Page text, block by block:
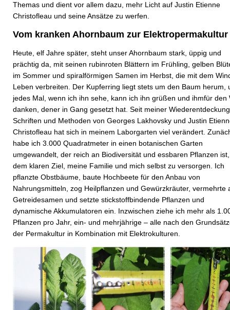
Themas und dient vor allem dazu, mehr Licht auf Justin Etienne
Christofleau und seine Ansätze zu werfen.
Vom kranken Ahornbaum zur Elektropermakultur
Heute, elf Jahre später, steht unser Ahornbaum stark, üppig und
prächtig da, mit seinen rubinroten Blättern im Frühling, gelben
im Sommer und spiralförmigen Samen im Herbst, die mit dem
Leben verbreiten. Der Kupferring liegt stets um den Baum herum,
jedes Mal, wenn ich ihn sehe, kann ich ihn grüßen und ihmfür den
danken, dener in Gang gesetzt hat. Seit meiner
Schriften und Methoden von Georges Lakhovsky und Justin
Christofleau hat sich in meinem Laborgarten viel verändert.
habe ich 3.000 Quadratmeter in einen botanischen Garten
umgewandelt, der reich an Biodiversität und essbaren Pflanzen
dem klaren Ziel, meine Familie und mich selbst zu versorgen. Ich
pflanzte Obstbäume, baute Hochbeete für den Anbau von
Nahrungsmitteln, zog Heilpflanzen und Gewürzkräuter, vermehrte
Getreidesamen und setzte stickstoffbindende Pflanzen und
dynamische Akkumulatoren ein. Inzwischen ziehe ich mehr als
Pflanzen pro Jahr, ein- und mehrjährige – alle nach den
der Permakultur in Kombination mit Elektrokulturen.